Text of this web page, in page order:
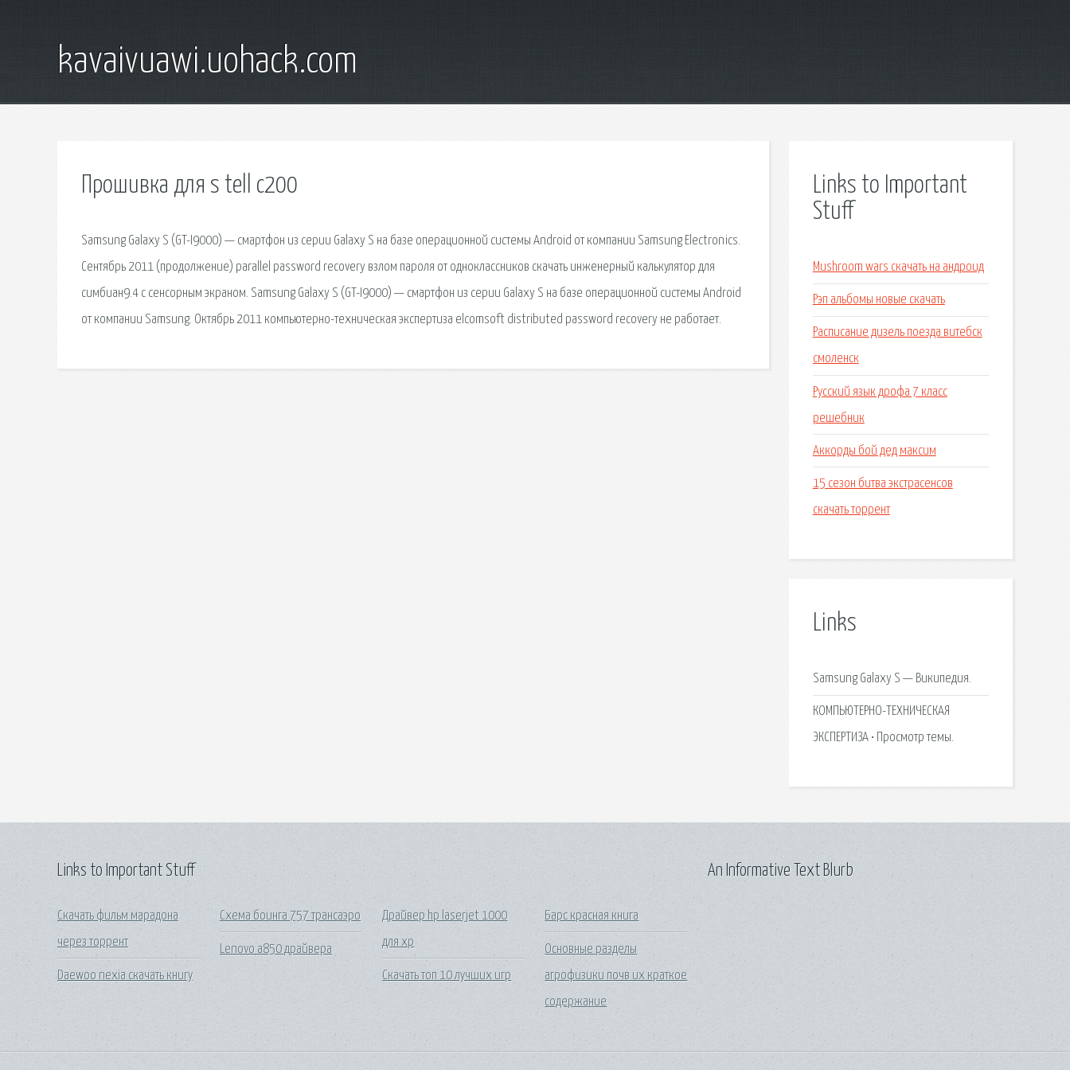
kavaivuawi.uohack.com
Прошивка для s tell c200
Samsung Galaxy S (GT-I9000) — смартфон из серии Galaxy S на базе операционной системы Android от компании Samsung Electronics.
Сентябрь 2011 (продолжение) parallel password recovery взлом пароля от одноклассников скачать инженерный калькулятор для
симбиан9.4 с сенсорным экраном. Samsung Galaxy S (GT-I9000) — смартфон из серии Galaxy S на базе операционной системы Android
от компании Samsung. Октябрь 2011 компьютерно-техническая экспертиза elcomsoft distributed password recovery не работает.
Links to Important
Stuff
Mushroom wars скачать на андроид
Рэп альбомы новые скачать
Расписание дизель поезда витебск
смоленск
Русский язык дрофа 7 класс
решебник
Аккорды бой дед максим
15 сезон битва экстрасенсов
скачать торрент
Links
Samsung Galaxy S — Википедия.
КОМПЬЮТЕРНО-ТЕХНИЧЕСКАЯ
ЭКСПЕРТИЗА • Просмотр темы.
Links to Important Stuff
Скачать фильм марадона
через торрент
Daewoo nexia скачать книгу
Схема боинга 757 трансаэро
Lenovo a850 драйвера
Драйвер hp laserjet 1000
для xp
Скачать топ 10 лучших игр
Барс красная книга
Основные разделы
агрофизики почв их краткое
содержание
An Informative Text Blurb